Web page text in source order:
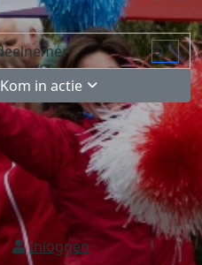
Kom in actie
Inloggen